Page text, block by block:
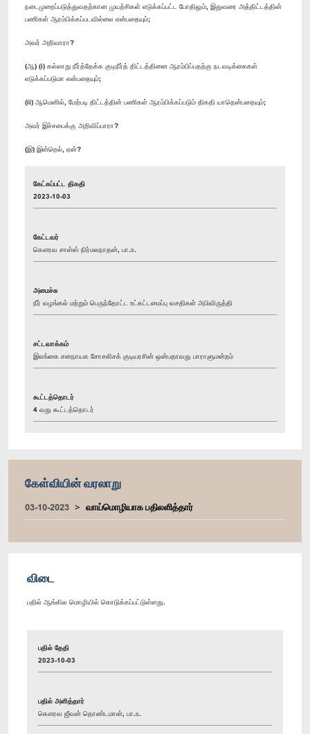
நடைமுறைப்படுத்துவதற்கான முயற்சிகள் எடுக்கப்பட்ட போதிலும், இதுவரை அத்திட்டத்தின்
பணிகள் ஆரம்பிக்கப்படவில்லை என்பதையும்;
அவர் அறிவாரா?
(ஆ) (i) கல்லாறு நீர்த்தேக்க குடிநீர்த் திட்டத்தினை ஆரம்பிப்பதற்கு நடவடிக்கைகள்
எடுக்கப்படுமா என்பதையும்;
(ii) ஆமெனில், மேற்படி திட்டத்தின் பணிகள் ஆரம்பிக்கப்படும் திகதி யாதென்பதையும்;
அவர் இச்சபைக்கு அறிவிப்பாரா?
(இ) இன்றெல், ஏன்?
கேட்கப்பட்ட திகதி
2023-10-03
கேட்டவர்
கௌரவ சாள்ஸ் நிர்மலநாதன், பா.உ.
அமைச்சு
நீர் வழங்கல் மற்றும் பெருந்தோட்ட உட்கட்டமைப்பு வசதிகள் அபிவிருத்தி
சட்டவாக்கம்
இலங்கை சனநாயக சோசலிசக் குடியரசின் ஒன்பதாவது பாராளுமன்றம்
கூட்டத்தொடர்
4 வது கூட்டத்தொடர்
கேள்வியின் வரலாறு
03-10-2023 வாய்மொழியாக பதிலளித்தார்
விடை
பதில் ஆங்கில மொழியில் கொடுக்கப்பட்டுள்ளது.
பதில் தேதி
2023-10-03
பதில் அளித்தார்
கௌரவ ஜீவன் தொண்டமான், பா.உ.